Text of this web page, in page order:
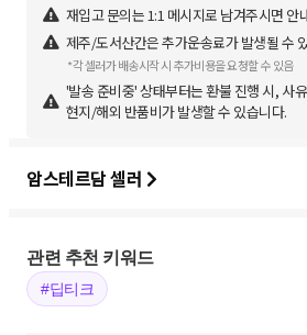
재입고 문의는 1:1 메시지로 남겨주시면 안
제주/도서산간은 추가운송료가 발생될 수
*각 셀러가 배송시작 시 추가비용을 요청할 수 있음
'발송 준비중' 상태부터는 환불 진행 시, 사
현지/해외 반품비가 발생할 수 있습니다.
암스테르담 셀러
관련 추천 키워드
#딥티크